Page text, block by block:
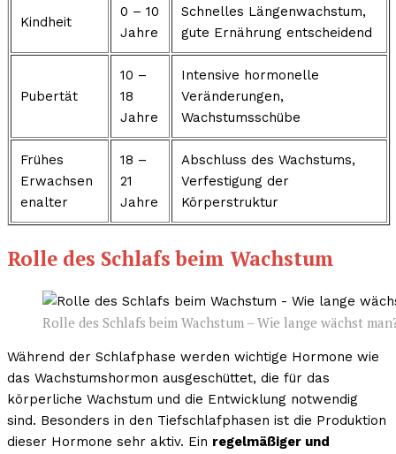
Kindheit
0 – 10
Jahre
Schnelles Längenwachstum,
gute Ernährung entscheidend
Pubertät
10 –
18
Jahre
Intensive hormonelle
Veränderungen,
Wachstumsschübe
Frühes
Erwachsen
enalter
18 –
21
Jahre
Abschluss des Wachstums,
Verfestigung der
Körperstruktur
Rolle des Schlafs beim Wachstum
Rolle des Schlafs beim Wachstum – Wie lange wächst
Während der Schlafphase werden wichtige Hormone wie
das Wachstumshormon ausgeschüttet, die für das
körperliche Wachstum und die Entwicklung notwendig
sind. Besonders in den Tiefschlafphasen ist die Produktion
dieser Hormone sehr aktiv. Ein regelmäßiger und